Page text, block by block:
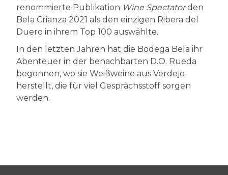
renommierte Publikation Wine Spectatorden
Bela Crianza 2021 als den einzigen Ribera del
Duero in ihrem Top 100 auswählte.
In den letzten Jahren hat die Bodega Bela ihr
Abenteuer in der benachbarten D.O. Rueda
begonnen, wo sie Weißweine aus Verdejo
herstellt, die für viel Gesprächsstoff sorgen
werden.